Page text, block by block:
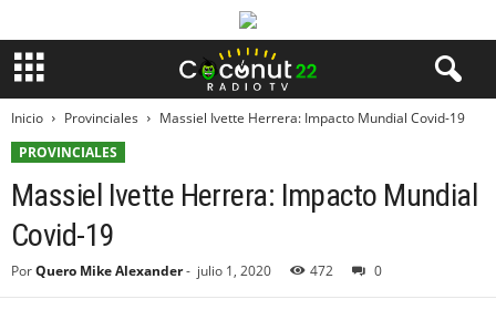
Inicio Provinciales
Massiel Ivette Herrera: Impacto Mundial Covid-19
PROVINCIALES
Massiel Ivette Herrera: Impacto Mundial
Covid-19
PorQuero Mike Alexander- julio 1, 2020 472 0